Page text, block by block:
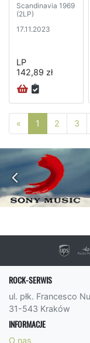
Scandinavia 1969
(2LP)
17.11.2023
LP
142,89 zł
« Poprzednia strona
1 2 3
ROCK-SERWIS
ul. płk. Francesco
31-543 Kraków
INFORMACJE
O nas